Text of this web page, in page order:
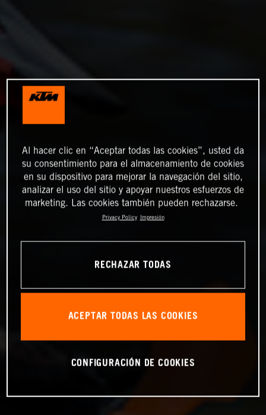
Al hacer clic en “Aceptar todas las cookies”, usted da
su consentimiento para el almacenamiento de cookies
en su dispositivo para mejorar la navegación del sitio,
analizar el uso del sitio y apoyar nuestros esfuerzos de
marketing. Las cookies también pueden rechazarse.
Privacy Policy Impresión
RECHAZAR TODAS
ACEPTAR TODAS LAS COOKIES
CONFIGURACIÓN DE COOKIES